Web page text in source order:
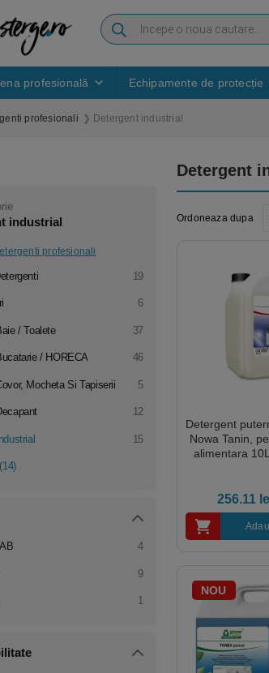
profesională Echipamente de protecție
profesionali Detergent industrial
Detergent
Ordoneaza dupa
Detergent
Nowa Tanin,
alimentara
256.11
NOU
industrial
profesionali
19
6
/ Toalete 37
/ HORECA 46
Mocheta Si Tapiserii 5
12
15
14)
4
9
1